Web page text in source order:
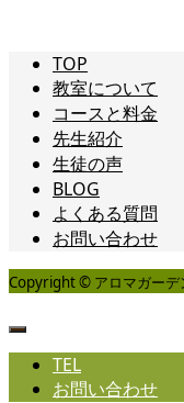
TOP
教室について
コースと料金
先生紹介
生徒の声
BLOG
よくある質問
お問い合わせ
Copyright © アロマガーデ
TEL
お問い合わせ